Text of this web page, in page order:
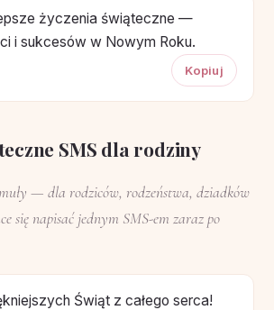
życzenia świąteczne —
i sukcesów w Nowym Roku.
Kopiuj
SMS dla rodziny
— dla rodziców, rodzeństwa, dziadków
się napisać jednym SMS-em zaraz po
Świąt z całego serca!